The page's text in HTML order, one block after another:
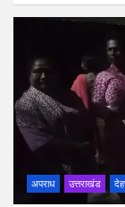
अपराध उत्तराखंड